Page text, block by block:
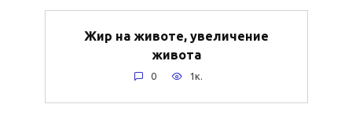
Жир на животе, увеличение
живота
0 1к.